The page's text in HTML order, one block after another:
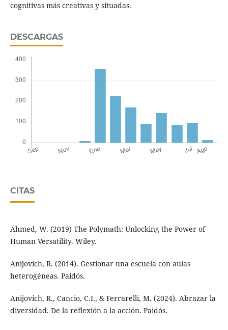
cognitivas más creativas y situadas.
DESCARGAS
CITAS
Ahmed, W. (2019) The Polymath: Unlocking the Power of
Human Versatility. Wiley.
Anijovich, R. (2014). Gestionar una escuela con aulas
heterogéneas. Paidós.
Anijovich, R., Cancio, C.I., & Ferrarelli, M. (2024). Abrazar la
diversidad. De la reflexión a la acción. Paidós.